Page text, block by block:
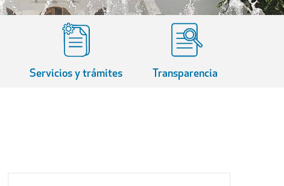
Servicios y trámites Transparencia